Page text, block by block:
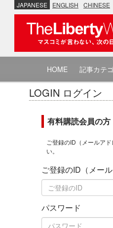
JAPANESE ENGLISH CHINESE
HOME 記事カテ
LOGIN ログイン
有料購読会員の方
ご登録のID（メールア
い。
ご登録のID（メール
パスワード